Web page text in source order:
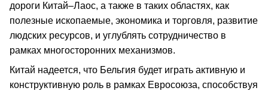
дороги Китай–Лаос, а также в таких областях, как
полезные ископаемые, экономика и торговля, развитие
людских ресурсов, и углублять сотрудничество в
рамках многосторонних механизмов.
Китай надеется, что Бельгия будет играть активную и
конструктивную роль в рамках Евросоюза, способствуя